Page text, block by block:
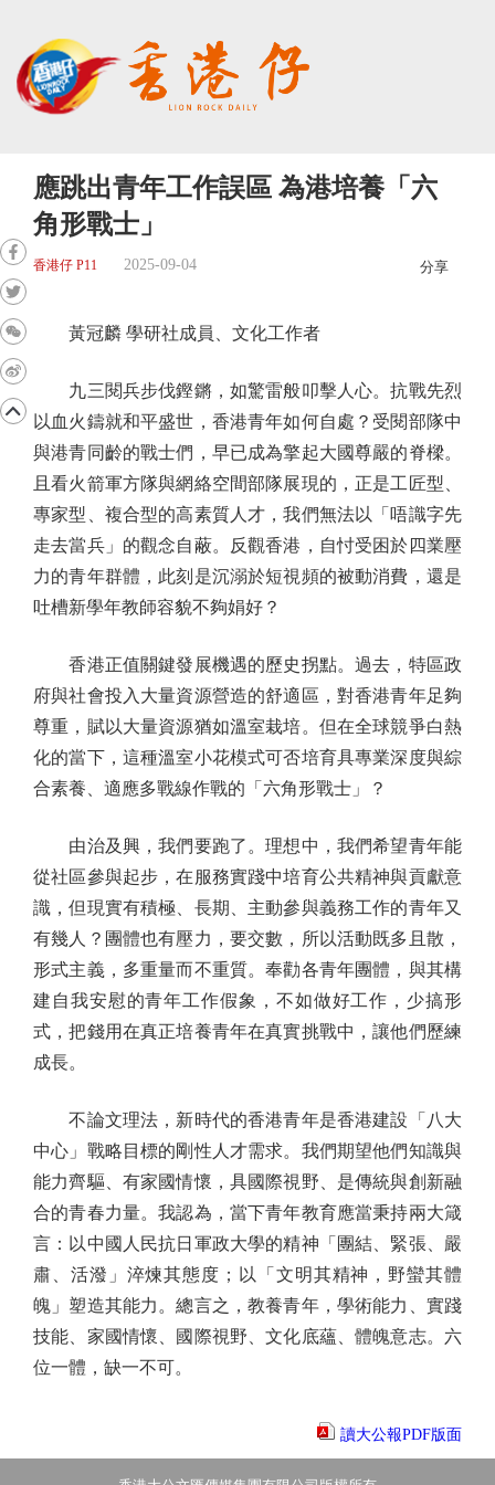
應跳出青年工作誤區 為港培養「六
角形戰士」
香港仔 P11 2025-09-04 分享
黃冠麟 學研社成員、文化工作者
九三閱兵步伐鏗鏘，如驚雷般叩擊人心。抗戰先烈
以血火鑄就和平盛世，香港青年如何自處？受閱部隊中
與港青同齡的戰士們，早已成為擎起大國尊嚴的脊樑。
且看火箭軍方隊與網絡空間部隊展現的，正是工匠型、
專家型、複合型的高素質人才，我們無法以「唔識字先
走去當兵」的觀念自蔽。反觀香港，自忖受困於四業壓
力的青年群體，此刻是沉溺於短視頻的被動消費，還是
吐槽新學年教師容貌不夠娟好？
香港正值關鍵發展機遇的歷史拐點。過去，特區政
府與社會投入大量資源營造的舒適區，對香港青年足夠
尊重，賦以大量資源猶如溫室栽培。但在全球競爭白熱
化的當下，這種溫室小花模式可否培育具專業深度與綜
合素養、適應多戰線作戰的「六角形戰士」？
由治及興，我們要跑了。理想中，我們希望青年能
從社區參與起步，在服務實踐中培育公共精神與貢獻意
識，但現實有積極、長期、主動參與義務工作的青年又
有幾人？團體也有壓力，要交數，所以活動既多且散，
形式主義，多重量而不重質。奉勸各青年團體，與其構
建自我安慰的青年工作假象，不如做好工作，少搞形
式，把錢用在真正培養青年在真實挑戰中，讓他們歷練
成長。
不論文理法，新時代的香港青年是香港建設「八大
中心」戰略目標的剛性人才需求。我們期望他們知識與
能力齊驅、有家國情懷，具國際視野、是傳統與創新融
合的青春力量。我認為，當下青年教育應當秉持兩大箴
言：以中國人民抗日軍政大學的精神「團結、緊張、嚴
肅、活潑」淬煉其態度；以「文明其精神，野蠻其體
魄」塑造其能力。總言之，教養青年，學術能力、實踐
技能、家國情懷、國際視野、文化底蘊、體魄意志。六
位一體，缺一不可。
讀大公報PDF版面